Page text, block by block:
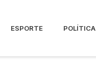
ESPORTE POLÍTICA